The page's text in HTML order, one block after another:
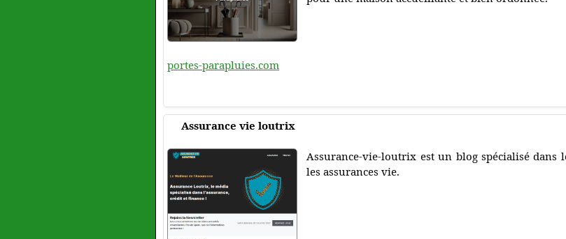
portes-parapluies.com
Assurance vie loutrix
Assurance-vie-loutrix est un blog spécialisé dans
les assurances vie.